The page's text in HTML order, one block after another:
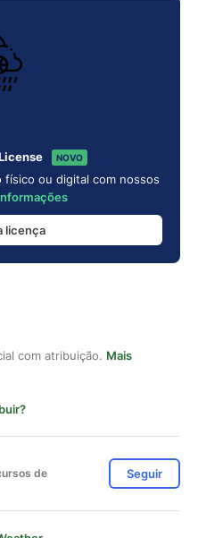
NOVO
ou digital com nossos
licença
com atribuição. Mais
de
Seguir